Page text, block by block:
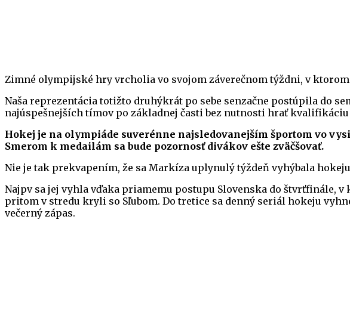
Zimné olympijské hry vrcholia vo svojom záverečnom týždni, v
Naša reprezentácia totižto druhýkrát po sebe senzačne postúpila do
najúspešnejších tímov po základnej časti bez nutnosti hrať
Hokej je na olympiáde suverénne najsledovanejším športom vo
Smerom k medailám sa bude pozornosť divákov ešte zväčšovať.
Nie je tak prekvapením, že sa Markíza uplynulý týždeň vyhýbala
Najpv sa jej vyhla vďaka priamemu postupu Slovenska do štvrťfinále,
pritom v stredu kryli so Sľubom. Do tretice sa denný seriál hokeju
večerný zápas.